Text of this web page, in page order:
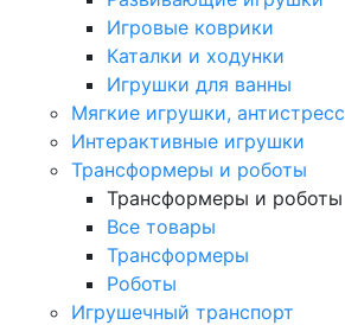
Игровые коврики
Каталки и ходунки
Игрушки для ванны
Мягкие игрушки, антистресс
Интерактивные игрушки
Трансформеры и роботы
Трансформеры и роботы
Все товары
Трансформеры
Роботы
Игрушечный транспорт